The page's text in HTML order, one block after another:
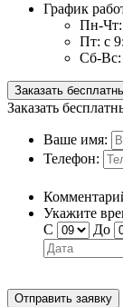
График
Пн-Чт:
Пт: с
Сб-Вс:
Заказать
Заказать
Ваше имя:
Телефон:
Укажите
С
До
Отправить заявку